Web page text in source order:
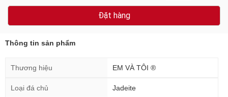
Đặt hàng
Thông tin sản phẩm
Thương hiệu EM VÀ TÔI ®
Loại đá chủ Jadeite